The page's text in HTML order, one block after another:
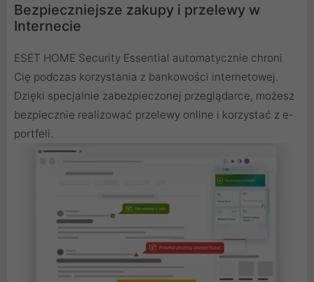
Bezpieczniejsze zakupy i przelewy w
Internecie
ESET HOME Security Essential automatycznie chroni
Cię podczas korzystania z bankowości internetowej.
Dzięki specjalnie zabezpieczonej przeglądarce, możesz
bezpiecznie realizować przelewy online i korzystać z e-
portfeli.